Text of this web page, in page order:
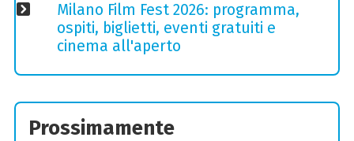
Milano Film Fest 2026: programma,
ospiti, biglietti, eventi gratuiti e
cinema all'aperto
Prossimamente